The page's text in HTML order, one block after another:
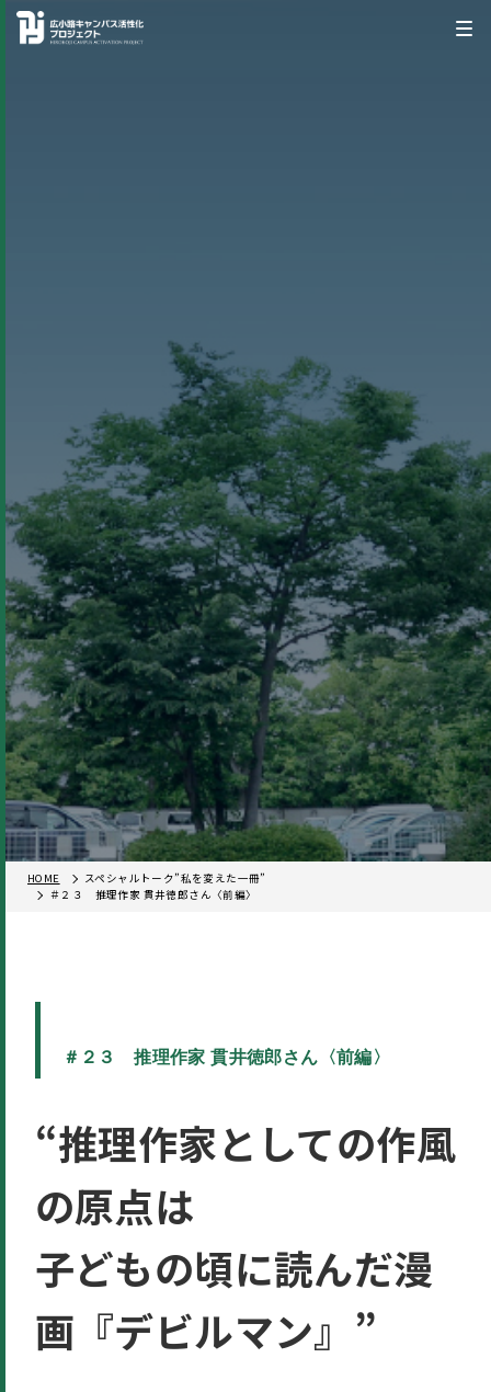
HOME
スペシャルトーク”私を変えた一冊”
＃２３ 推理作家 貫井徳郎さん〈前編〉
＃２３ 推理作家 貫井徳郎さん〈前編〉
“推理作家としての作風
の原点は
子どもの頃に読んだ漫
画『デビルマン』 ”